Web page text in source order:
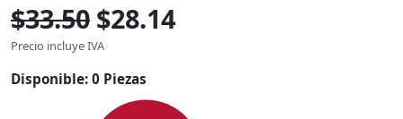
$33.50 $28.14
Precio incluye IVA
Disponible: 0 Piezas